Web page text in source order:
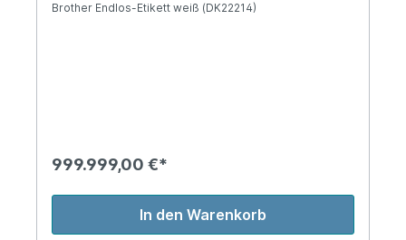
Brother Endlos-Etikett weiß (DK22214)
999.999,00 €*
In den Warenkorb